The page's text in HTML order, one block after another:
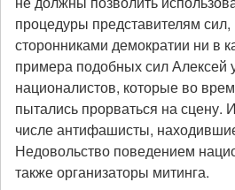
процедуры представителям
сторонниками демократии ни в
примера подобных сил Алексей
националистов, которые во
пытались прорваться на сцену.
числе антифашисты,
Недовольство поведением
также организаторы митинга.